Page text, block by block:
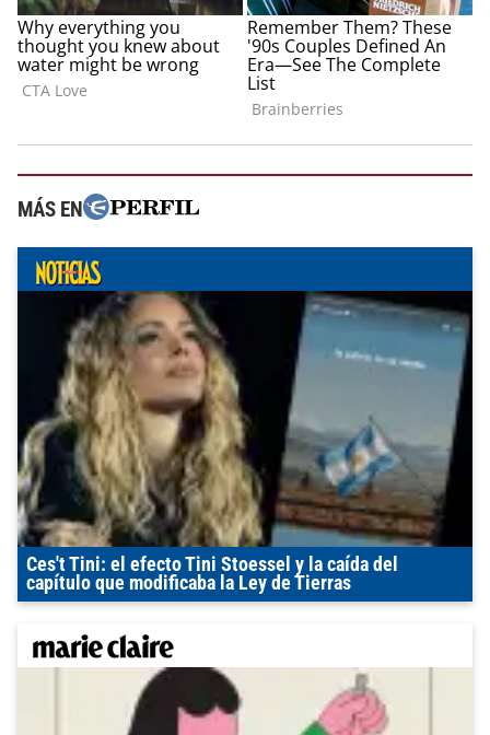
MÁS EN
Ces't Tini: el efecto Tini Stoessel y la caída del
capítulo que modificaba la Ley de Tierras